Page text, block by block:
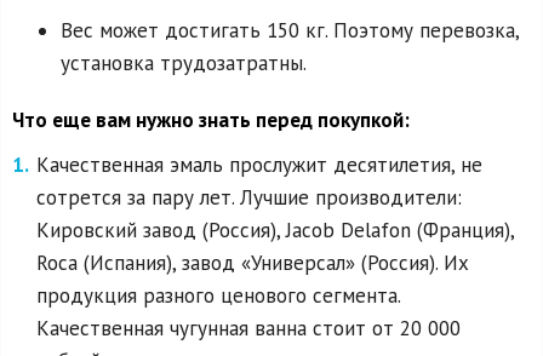
Вес может достигать 150 кг. Поэтому перевозка,
установка трудозатратны.
Что еще вам нужно знать перед покупкой:
Качественная эмаль прослужит десятилетия, не
сотрется за пару лет. Лучшие производители:
Кировский завод (Россия), Jacob Delafon (Франция),
Roca (Испания), завод «Универсал» (Россия). Их
продукция разного ценового сегмента.
Качественная чугунная ванна стоит от 20 000